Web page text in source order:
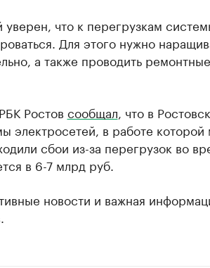
уверен, что к перегрузкам
Для этого нужно
а также проводить
Ростов сообщал , что в
электросетей, в работе
сбои из-за перегрузок во
в 6-7 млрд руб.
новости и важная